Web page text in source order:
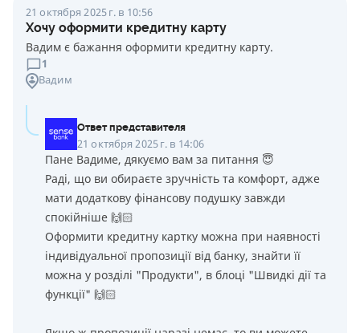
21 октября 2025 г. в 10:56
Хочу оформити кредитну карту
Вадим є бажання оформити кредитну карту.
1
Вадим
Ответ представителя
21 октября 2025 г. в 14:06
Пане Вадиме, дякуємо вам за питання 😇
Раді, що ви обираєте зручність та комфорт, адже
мати додаткову фінансову подушку завжди
спокійніше 🙌🏻
Оформити кредитну картку можна при наявності
індивідуальної пропозиції від банку, знайти її
можна у розділі "Продукти", в блоці "Швидкі дії та
функції" 🙌🏻